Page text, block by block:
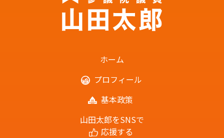
ホーム
プロフィール
基本政策
山田太郎をSNSで
応援する